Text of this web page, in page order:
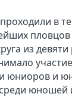
в
из
юниоров и
юношей